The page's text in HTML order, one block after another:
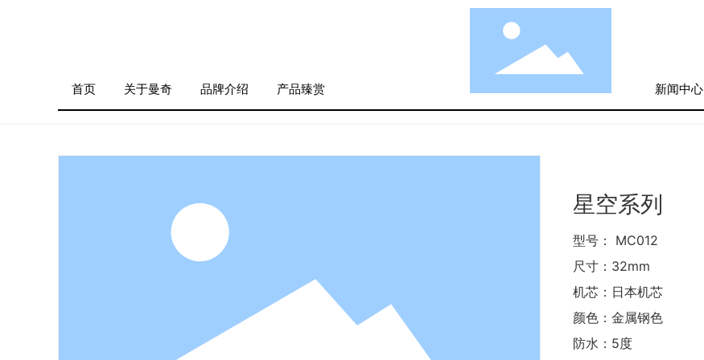
首页 关于曼奇 品牌介绍 产品臻赏 新闻中心
星空系列
型号： MC012
尺寸：32mm
机芯：日本机芯
颜色：金属钢色
防水：5度